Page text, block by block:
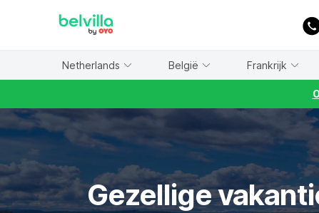
Netherlands België Frankrijk
Gezellige